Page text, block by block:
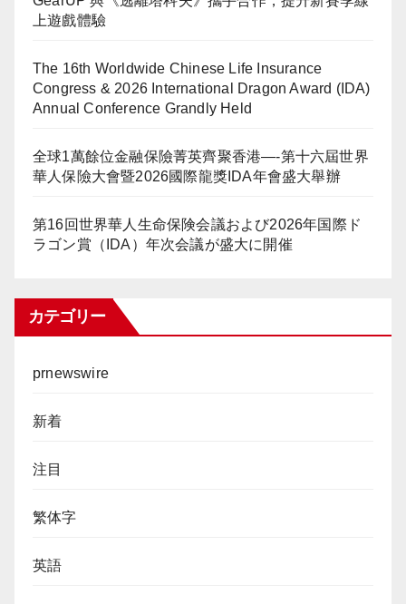
上遊戲體驗
The 16th Worldwide Chinese Life Insurance
Congress & 2026 International Dragon Award (IDA)
Annual Conference Grandly Held
全球1萬餘位金融保險菁英齊聚香港—-第十六屆世界
華人保險大會暨2026國際龍獎IDA年會盛大舉辦
第16回世界華人生命保険会議および2026年国際ド
ラゴン賞（IDA）年次会議が盛大に開催
カテゴリー
prnewswire
新着
注目
繁体字
英語